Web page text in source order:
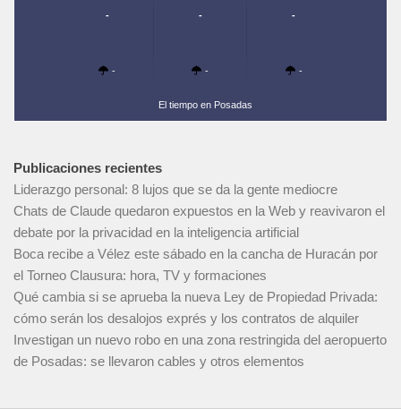
-
-
-
-
-
-
El tiempo en Posadas
Publicaciones recientes
Liderazgo personal: 8 lujos que se da la gente mediocre
Chats de Claude quedaron expuestos en la Web y reavivaron el
debate por la privacidad en la inteligencia artificial
Boca recibe a Vélez este sábado en la cancha de Huracán por
el Torneo Clausura: hora, TV y formaciones
Qué cambia si se aprueba la nueva Ley de Propiedad Privada:
cómo serán los desalojos exprés y los contratos de alquiler
Investigan un nuevo robo en una zona restringida del aeropuerto
de Posadas: se llevaron cables y otros elementos